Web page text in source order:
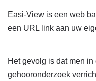
Easi-View is een web
een URL link aan uw
Het gevolg is dat men
gehooronderzoek